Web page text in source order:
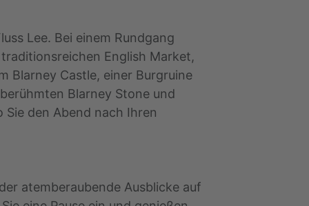
Lee. Bei einem Rundgang
English Market,
Blarney Castle, einer Burgruine
Blarney Stone und
den Abend nach Ihren
atemberaubende Ausblicke auf